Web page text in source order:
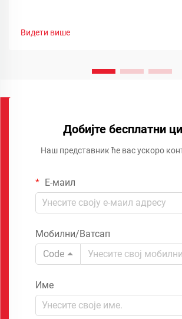
Видети више
Добијте бесплатни
Наш представник ће вас ускоро
Е-маил
Мобилни/Ватсап
Code
Име